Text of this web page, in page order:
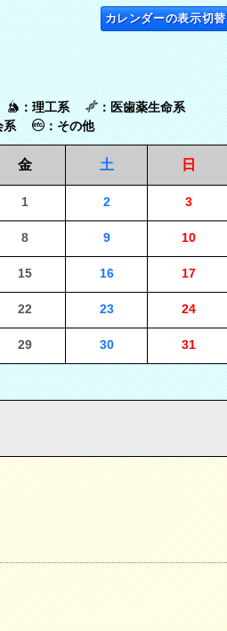
カレンダーの表示切替
：理工系
：医歯薬生命系
系
：その他
金 土 日
1 2 3
8 9 10
15 16 17
22 23 24
29 30 31